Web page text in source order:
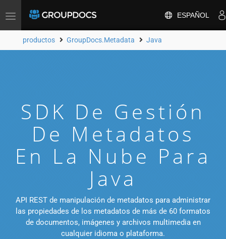
Toggle
ESPAÑOL
productos GroupDocs.Metadata Java
SDK De Gestión
De Metadatos
En La Nube Para
Java
API REST de manipulación de metadatos para administrar
las propiedades de los metadatos de más de 60 formatos
de documentos, imágenes y archivos multimedia en
cualquier idioma o plataforma.‎